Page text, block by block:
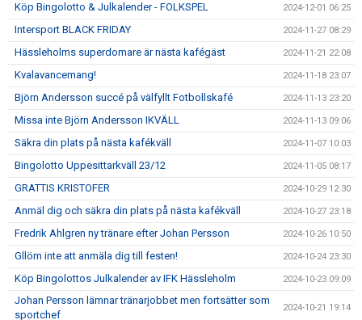
Köp Bingolotto & Julkalender - FOLKSPEL 2024-12-01 06:25
Intersport BLACK FRIDAY 2024-11-27 08:29
Hässleholms superdomare är nästa kafégäst 2024-11-21 22:08
Kvalavancemang! 2024-11-18 23:07
Björn Andersson succé på välfyllt Fotbollskafé 2024-11-13 23:20
Missa inte Björn Andersson IKVÄLL 2024-11-13 09:06
Säkra din plats på nästa kafékväll 2024-11-07 10:03
Bingolotto Uppesittarkväll 23/12 2024-11-05 08:17
GRATTIS KRISTOFER 2024-10-29 12:30
Anmäl dig och säkra din plats på nästa kafékväll 2024-10-27 23:18
Fredrik Ahlgren ny tränare efter Johan Persson 2024-10-26 10:50
Gllöm inte att anmäla dig till festen! 2024-10-24 23:30
Köp Bingolottos Julkalender av IFK Hässleholm 2024-10-23 09:09
Johan Persson lämnar tränarjobbet men fortsätter som
sportchef
2024-10-21 19:14